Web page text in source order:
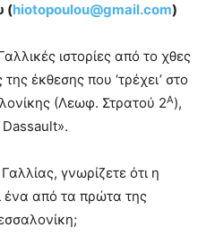
(hiotopoulou@gmail.com)
ιστορίες από το χθες
έκθεσης που ‘τρέχει’ στο
(Λεωφ. Στρατού 2Α),
γνωρίζετε ότι η
ένα από τα πρώτα της